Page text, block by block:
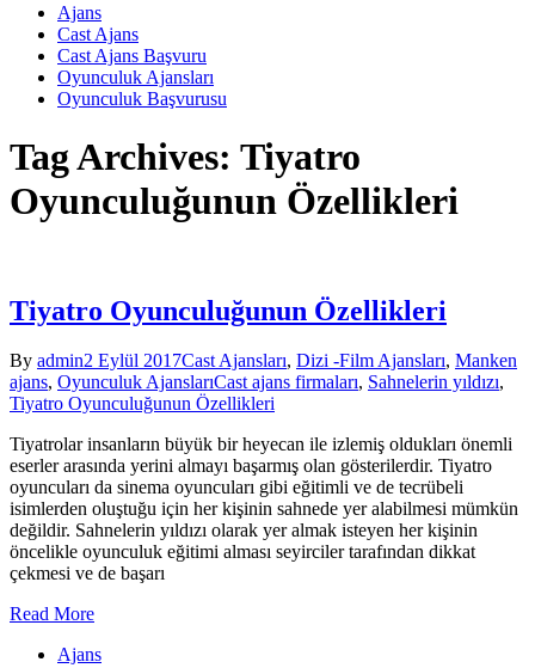
Ajans
Cast Ajans
Cast Ajans Başvuru
Oyunculuk Ajansları
Oyunculuk Başvurusu
Tag Archives: Tiyatro
Oyunculuğunun Özellikleri
Tiyatro Oyunculuğunun Özellikleri
By admin2 Eylül 2017Cast Ajansları, Dizi -Film Ajansları, Manken
ajans, Oyunculuk AjanslarıCast ajans firmaları, Sahnelerin yıldızı,
Tiyatro Oyunculuğunun Özellikleri
Tiyatrolar insanların büyük bir heyecan ile izlemiş oldukları önemli
eserler arasında yerini almayı başarmış olan gösterilerdir. Tiyatro
oyuncuları da sinema oyuncuları gibi eğitimli ve de tecrübeli
isimlerden oluştuğu için her kişinin sahnede yer alabilmesi mümkün
değildir. Sahnelerin yıldızı olarak yer almak isteyen her kişinin
öncelikle oyunculuk eğitimi alması seyirciler tarafından dikkat
çekmesi ve de başarı
Read More
Ajans